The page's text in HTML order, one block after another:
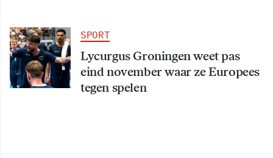
SPORT
Lycurgus Groningen weet pas
eind november waar ze Europees
tegen spelen